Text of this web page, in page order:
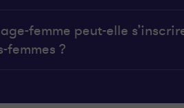
femme peut-elle
femmes ?